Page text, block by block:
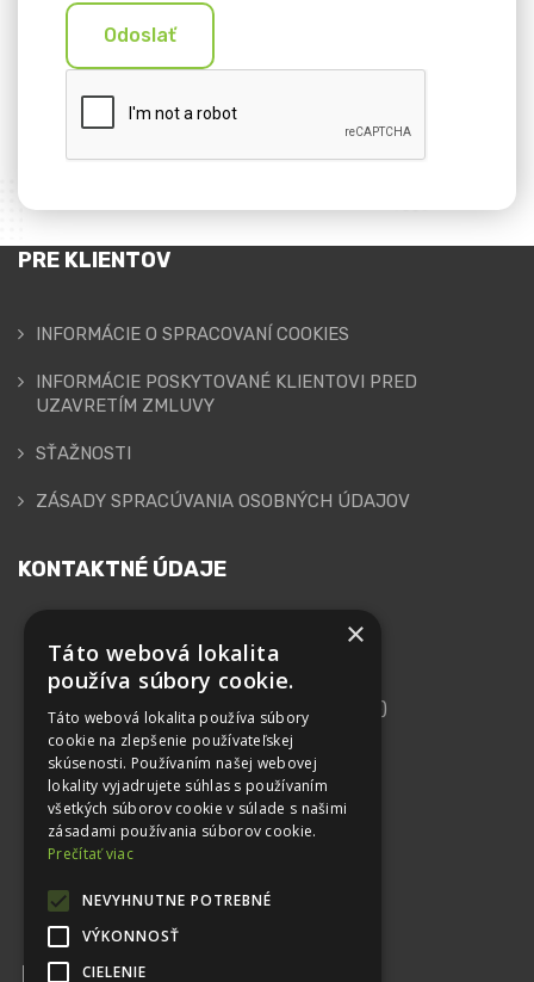
Odoslať
PRE KLIENTOV
INFORMÁCIE O SPRACOVANÍ COOKIES
INFORMÁCIE POSKYTOVANÉ KLIENTOVI PRED
UZAVRETÍM ZMLUVY
SŤAŽNOSTI
ZÁSADY SPRACÚVANIA OSOBNÝCH ÚDAJOV
KONTAKTNÉ ÚDAJE
Adresa
Kutlíkova 17 (Technopol, 10. Poschodie)
852 50 Bratislava
IČO: 44 102 879
DIČ: 2022615562
IČ DPH: SK2022615562
Telefón
+421 948 413 530
Email
×
Táto webová lokalita
používa súbory cookie.
Táto webová lokalita používa súbory
cookie na zlepšenie používateľskej
skúsenosti. Používaním našej webovej
lokality vyjadrujete súhlas s používaním
všetkých súborov cookie v súlade s našimi
zásadami používania súborov cookie.
Prečítať viac
NEVYHNUTNE POTREBNÉ
VÝKONNOSŤ
CIELENIE